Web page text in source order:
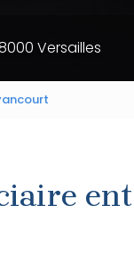
Versailles